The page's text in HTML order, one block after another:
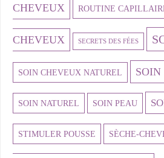
CHEVEUX ROUTINE
CHEVEUX SECRETS DES FÉES
SOIN CHEVEUX NATUREL
SOIN NATUREL SOIN PEAU
STIMULER POUSSE SÈCHE-